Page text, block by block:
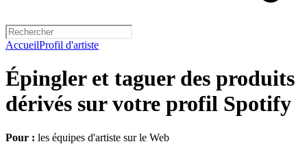
AccueilProfil d'artiste
Épingler et taguer des produits
dérivés sur votre profil Spotify
Pour : les équipes d'artiste sur le Web